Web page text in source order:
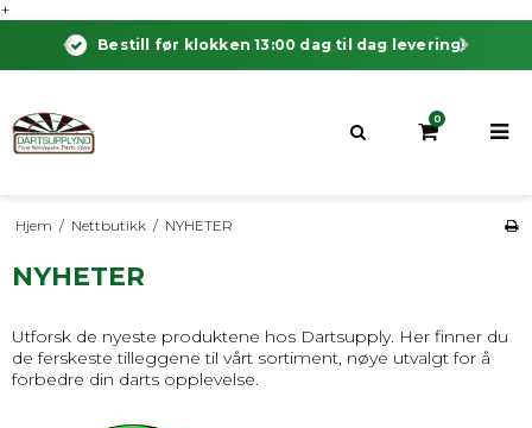
+
Bestill før klokken 13:00 dag til dag levering!
0
Hjem / Nettbutikk / NYHETER
NYHETER
Utforsk de nyeste produktene hos Dartsupply. Her finner du
de ferskeste tilleggene til vårt sortiment, nøye utvalgt for å
forbedre din darts opplevelse.